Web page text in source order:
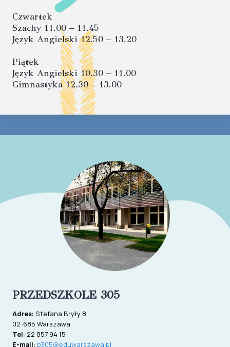
Czwartek
Szachy 11.00 – 11.45
Język Angielski 12.50 – 13.20
Piątek
Język Angielski 10.30 – 11.00
Gimnastyka 12.30 – 13.00
PRZEDSZKOLE 305
Adres: Stefana Bryły 8,
02-685 Warszawa
Tel: 22 857 94 15
E-mail: p305@eduwarszawa.pl